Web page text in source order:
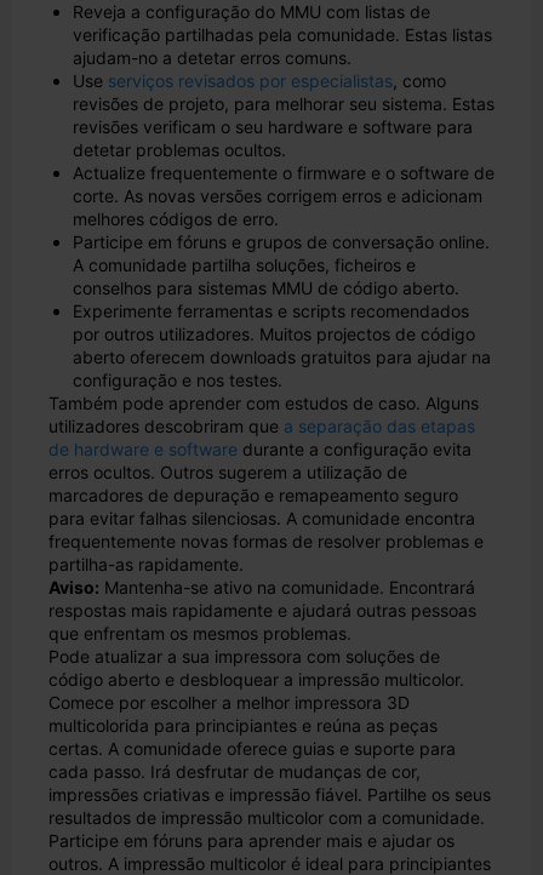
Reveja a configuração do MMU com listas de
verificação partilhadas pela comunidade. Estas listas
ajudam-no a detetar erros comuns.
Use serviços revisados por especialistas , como
revisões de projeto, para melhorar seu sistema. Estas
revisões verificam o seu hardware e software para
detetar problemas ocultos.
Actualize frequentemente o firmware e o software de
corte. As novas versões corrigem erros e adicionam
melhores códigos de erro.
Participe em fóruns e grupos de conversação online.
A comunidade partilha soluções, ficheiros e
conselhos para sistemas MMU de código aberto.
Experimente ferramentas e scripts recomendados
por outros utilizadores. Muitos projectos de código
aberto oferecem downloads gratuitos para ajudar na
configuração e nos testes.
Também pode aprender com estudos de caso. Alguns
utilizadores descobriram que a separação das etapas
de hardware e software durante a configuração evita
erros ocultos. Outros sugerem a utilização de
marcadores de depuração e remapeamento seguro
para evitar falhas silenciosas. A comunidade encontra
frequentemente novas formas de resolver problemas e
partilha-as rapidamente.
Aviso: Mantenha-se ativo na comunidade. Encontrará
respostas mais rapidamente e ajudará outras pessoas
que enfrentam os mesmos problemas.
Pode atualizar a sua impressora com soluções de
código aberto e desbloquear a impressão multicolor.
Comece por escolher a melhor impressora 3D
multicolorida para principiantes e reúna as peças
certas. A comunidade oferece guias e suporte para
cada passo. Irá desfrutar de mudanças de cor,
impressões criativas e impressão fiável. Partilhe os seus
resultados de impressão multicolor com a comunidade.
Participe em fóruns para aprender mais e ajudar os
outros. A impressão multicolor é ideal para principiantes